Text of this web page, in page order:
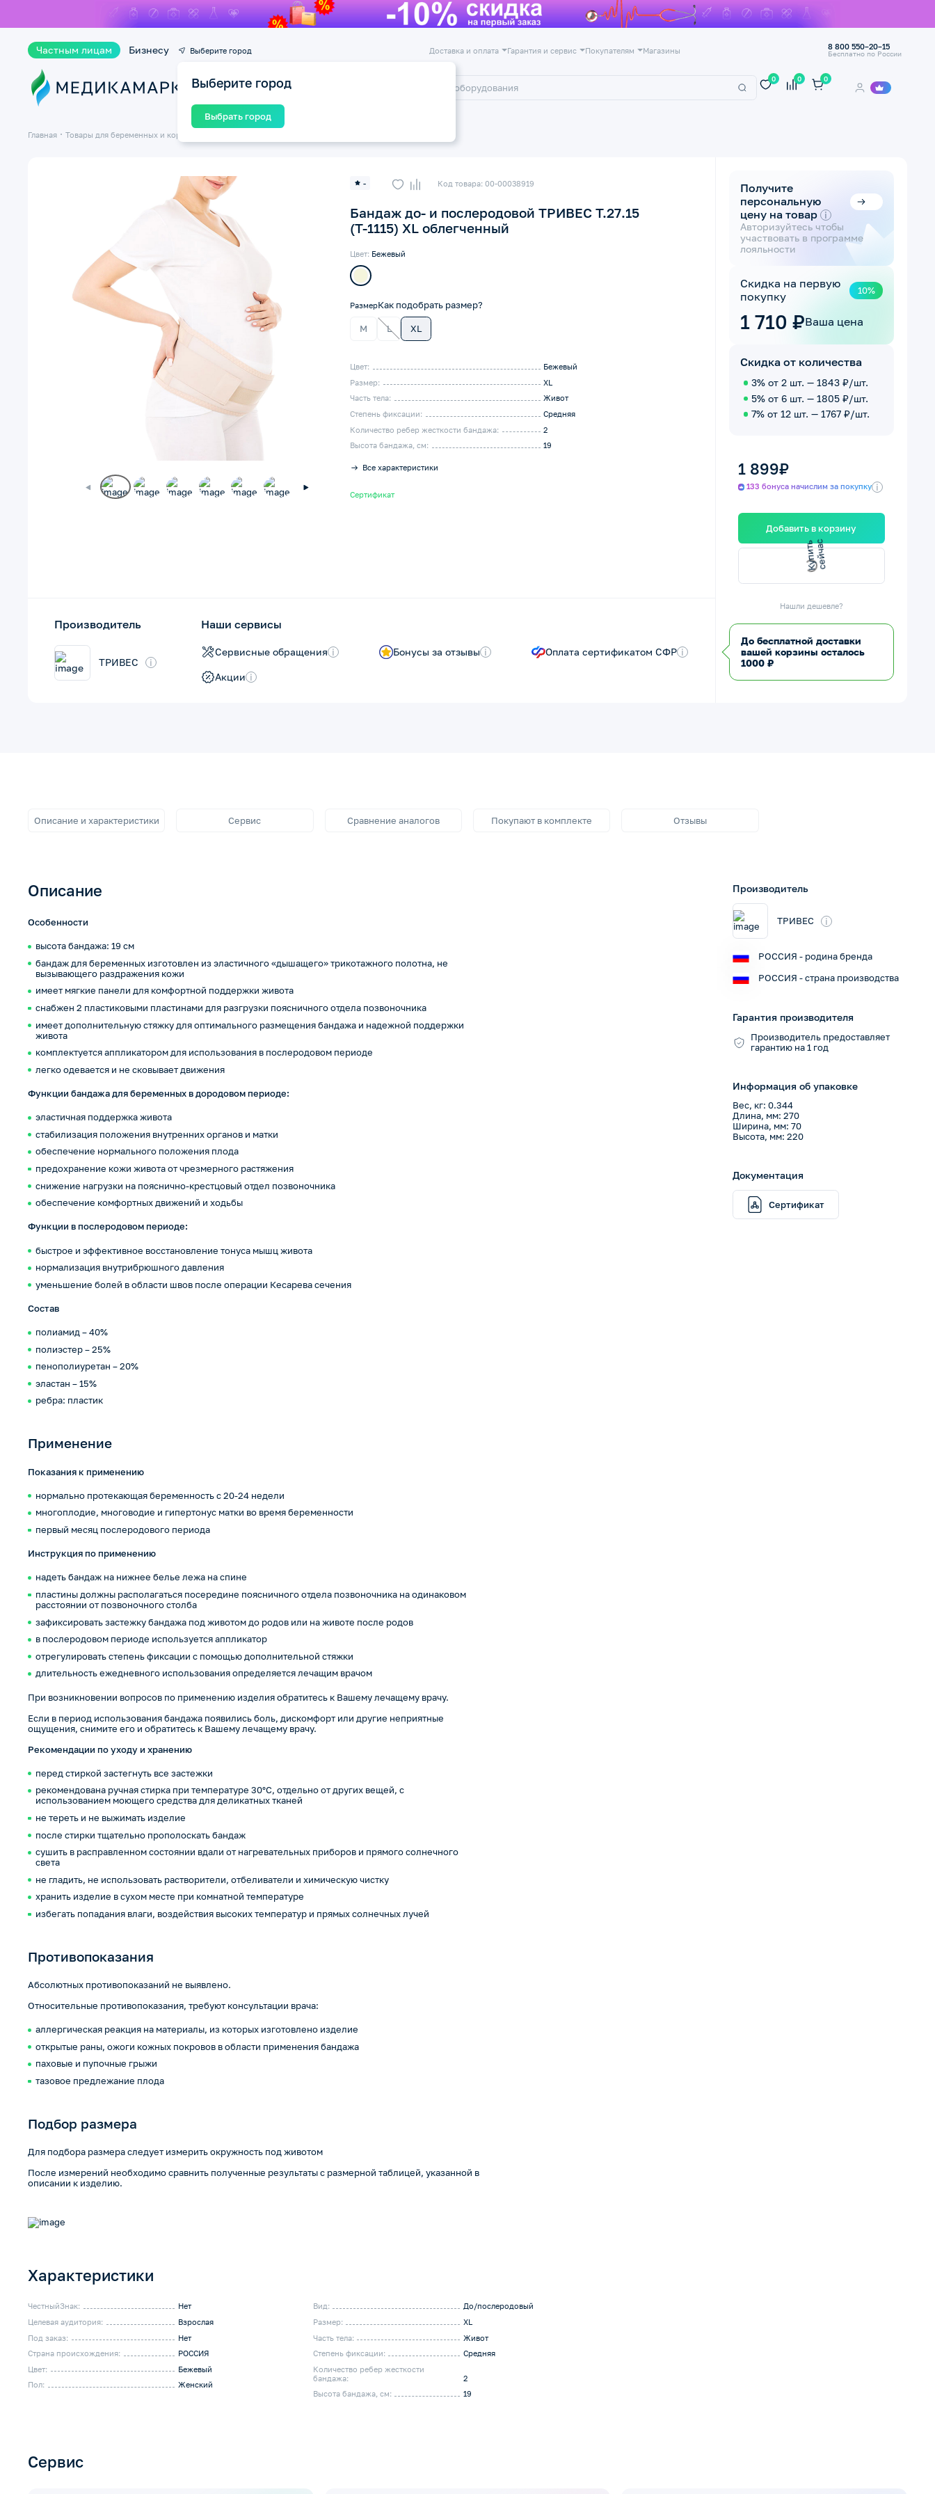
Частным лицам Бизнесу Выберите город
Выберите город
Выбрать город
Доставка и оплата Гарантия и сервис Покупателям Магазины 8 800 550–20–15
Бесплатно по России
Каталог
0 0 0
Главная Товары для беременных и кормящих мам
- Код товара: 00-00038919
Бандаж до- и послеродовой ТРИВЕС Т.27.15
(Т-1115) XL облегченный
Цвет: Бежевый
РазмерКак подобрать размер?
M L XL
Цвет:
Бежевый
Размер:
XL
Часть тела:
Живот
Степень фиксации:
Средняя
Количество ребер жесткости бандажа:
2
Высота бандажа, см:
19
Все характеристики
Сертификат
Производитель
ТРИВЕС i
Наши сервисы
Сервисные обращения i Бонусы за отзывы i Оплата сертификатом СФР i
Акции i
Получите
персональную
цену на товар i
Авторизуйтесь чтобы
участвовать в программе
лояльности
Скидка на первую
покупку
10%
1 710 ₽Ваша цена
Скидка от количества
3% от 2 шт. — 1843 ₽/шт.
5% от 6 шт. — 1805 ₽/шт.
7% от 12 шт. — 1767 ₽/шт.
1 899₽
133 бонуса начислим за покупку i
Добавить в корзину
К
у
п
и
т
ь
с
е
й
ч
ас
Нашли дешевле?
До бесплатной доставки
вашей корзины осталось
1000 ₽
Описание и характеристики Сервис Сравнение аналогов Покупают в комплекте Отзывы
Описание
Особенности
высота бандажа: 19 см
бандаж для беременных изготовлен из эластичного «дышащего» трикотажного полотна, не
вызывающего раздражения кожи
имеет мягкие панели для комфортной поддержки живота
снабжен 2 пластиковыми пластинами для разгрузки поясничного отдела позвоночника
имеет дополнительную стяжку для оптимального размещения бандажа и надежной поддержки
живота
комплектуется аппликатором для использования в послеродовом периоде
легко одевается и не сковывает движения
Функции бандажа для беременных в дородовом периоде:
эластичная поддержка живота
стабилизация положения внутренних органов и матки
обеспечение нормального положения плода
предохранение кожи живота от чрезмерного растяжения
снижение нагрузки на пояснично-крестцовый отдел позвоночника
обеспечение комфортных движений и ходьбы
Функции в послеродовом периоде:
быстрое и эффективное восстановление тонуса мышц живота
нормализация внутрибрюшного давления
уменьшение болей в области швов после операции Кесарева сечения
Состав
полиамид – 40%
полиэстер – 25%
пенополиуретан – 20%
эластан – 15%
ребра: пластик
Применение
Показания к применению
нормально протекающая беременность с 20-24 недели
многоплодие, многоводие и гипертонус матки во время беременности
первый месяц послеродового периода
Инструкция по применению
надеть бандаж на нижнее белье лежа на спине
пластины должны располагаться посередине поясничного отдела позвоночника на одинаковом
расстоянии от позвоночного столба
зафиксировать застежку бандажа под животом до родов или на животе после родов
в послеродовом периоде используется аппликатор
отрегулировать степень фиксации с помощью дополнительной стяжки
длительность ежедневного использования определяется лечащим врачом
При возникновении вопросов по применению изделия обратитесь к Вашему лечащему врачу.
Если в период использования бандажа появились боль, дискомфорт или другие неприятные
ощущения, снимите его и обратитесь к Вашему лечащему врачу.
Рекомендации по уходу и хранению
перед стиркой застегнуть все застежки
рекомендована ручная стирка при температуре 30°С, отдельно от других вещей, с
использованием моющего средства для деликатных тканей
не тереть и не выжимать изделие
после стирки тщательно прополоскать бандаж
сушить в расправленном состоянии вдали от нагревательных приборов и прямого солнечного
света
не гладить, не использовать растворители, отбеливатели и химическую чистку
хранить изделие в сухом месте при комнатной температуре
избегать попадания влаги, воздействия высоких температур и прямых солнечных лучей
Противопоказания
Абсолютных противопоказаний не выявлено.
Относительные противопоказания, требуют консультации врача:
аллергическая реакция на материалы, из которых изготовлено изделие
открытые раны, ожоги кожных покровов в области применения бандажа
паховые и пупочные грыжи
тазовое предлежание плода
Подбор размера
Для подбора размера следует измерить окружность под животом
После измерений необходимо сравнить полученные результаты с размерной таблицей, указанной в
описании к изделию.
Характеристики
ЧестныйЗнак:
Нет
Целевая аудитория:
Взрослая
Под заказ:
Нет
Страна происхождения:
РОССИЯ
Цвет:
Бежевый
Пол:
Женский
Вид:
До/послеродовый
Размер:
XL
Часть тела:
Живот
Степень фиксации:
Средняя
Количество ребер жесткости
бандажа:
2
Высота бандажа, см:
19
Производитель
ТРИВЕС i
РОССИЯ - родина бренда
РОССИЯ - страна производства
Гарантия производителя
Производитель предоставляет
гарантию на 1 год
Информация об упаковке
Вес, кг: 0.344
Длина, мм: 270
Ширина, мм: 70
Высота, мм: 220
Документация
Сертификат
Сервис